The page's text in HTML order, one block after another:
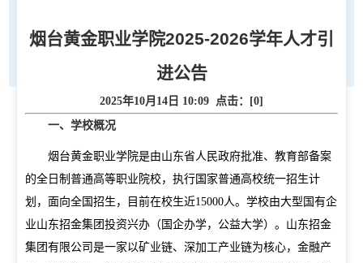
烟台黄金职业学院2025-2026学年人才引
进公告
2025年10月14日 10:09 点击：[0]
一、学校概况
烟台黄金职业学院是由山东省人民政府批准、教育部备案
的全日制普通高等职业院校，执行国家普通高校统一招生计
划，面向全国招生，目前在校生近15000人。学校由大型国有企
业山东招金集团投资兴办（国企办学，公益大学）。山东招金
集团有限公司是一家以矿业链、深加工产业链为核心，金融产